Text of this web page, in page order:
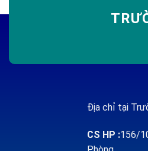
Địa chỉ tại
CS HP :156/